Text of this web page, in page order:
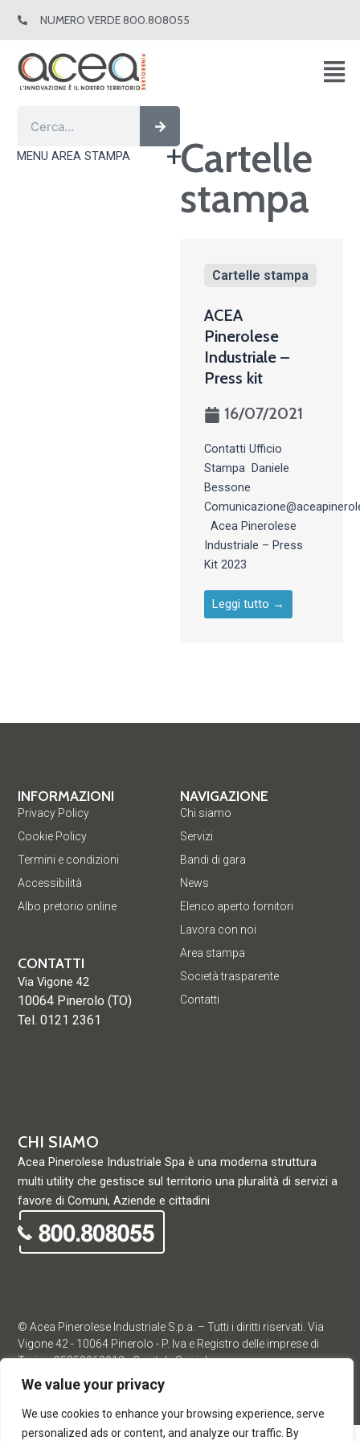
We value your privacy
We use cookies to enhance your browsing experience, serve
personalized ads or content, and analyze our traffic. By
NUMERO VERDE 800.808055
Cerca
MENU AREA STAMPA
Cartelle
stampa
Cartelle stampa
ACEA
Pinerolese
Industriale –
Press kit
16/07/2021
Contatti Ufficio
Stampa Daniele
Bessone
Acea Pinerolese
Industriale – Press
Kit 2023
Leggi tutto →
CHI SIAMO
Acea Pinerolese Industriale Spa è una moderna struttura
multi utility che gestisce sul territorio una pluralità di servizi a
favore di Comuni, Aziende e cittadini
NAVIGAZIONE
Chi siamo
Servizi
Bandi di gara
News
Elenco aperto fornitori
Lavora con noi
Area stampa
Società trasparente
Contatti
INFORMAZIONI
Privacy Policy
Cookie Policy
Termini e condizioni
Accessibilità
Albo pretorio online
CONTATTI
Via Vigone 42
10064 Pinerolo (TO)
Tel. 0121 2361
© Acea Pinerolese Industriale S.p.a. – Tutti i diritti riservati. Via
Vigone 42 - 10064 Pinerolo - P. Iva e Registro delle imprese di
Torino 05059960012 - Capitale Sociale
33.915.698,68 REA di Torino: 680448
i